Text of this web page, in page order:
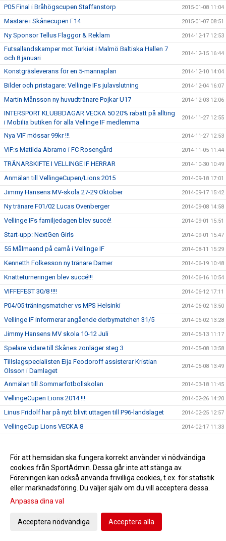
P05 Final i Bråhögscupen Staffanstorp 2015-01-08 11:04
Mästare i Skånecupen F14 2015-01-07 08:51
Ny Sponsor Tellus Flaggor & Reklam 2014-12-17 12:53
Futsallandskamper mot Turkiet i Malmö Baltiska Hallen 7
och 8 januari
2014-12-15 16:44
Konstgräsleverans för en 5-mannaplan 2014-12-10 14:04
Bilder och pristagare: Vellinge IFs julavslutning 2014-12-04 16:07
Martin Månsson ny huvudtränare Pojkar U17 2014-12-03 12:06
INTERSPORT KLUBBDAGAR VECKA 50 20% rabatt på allting
i Mobilia butiken för alla Vellinge IF medlemma
2014-11-27 12:55
Nya VIF mössar 99kr !!! 2014-11-27 12:53
VIF:s Matilda Abramo i FC Rosengård 2014-11-05 11:44
TRÄNARSKIFTE I VELLINGE IF HERRAR 2014-10-30 10:49
Anmälan till VellingeCupen/Lions 2015 2014-09-18 17:01
Jimmy Hansens MV-skola 27-29 Oktober 2014-09-17 15:42
Ny tränare F01/02 Lucas Ovenberger 2014-09-08 14:58
Vellinge IFs familjedagen blev succé! 2014-09-01 15:51
Start-upp: NextGen Girls 2014-09-01 15:47
55 Målmaend på camå i Vellinge IF 2014-08-11 15:29
Kennetth Folkesson ny tränare Damer 2014-06-19 10:48
Knatteturneringen blev succé!!! 2014-06-16 10:54
VIFFEFEST 30/8 !!!! 2014-06-12 17:11
P04/05 träningsmatcher vs MPS Helsinki 2014-06-02 13:50
Vellinge IF informerar angående derbymatchen 31/5 2014-06-02 13:28
Jimmy Hansens MV skola 10-12 Juli 2014-05-13 11:17
Spelare vidare till Skånes zonläger steg 3 2014-05-08 13:58
Tillslagspecialisten Eija Feodoroff assisterar Kristian
Olsson i Damlaget
2014-05-08 13:49
Anmälan till Sommarfotbollskolan 2014-03-18 11:45
VellingeCupen Lions 2014 !!! 2014-02-26 14:20
Linus Fridolf har på nytt blivit uttagen till P96-landslaget 2014-02-25 12:57
VellingeCup Lions VECKA 8 2014-02-17 11:33
MV Skola med Jimmy Hansen 29.-30.Mars 2014-02-03 14:43
Domarkurs Onsdag 5/2 18:00 För VellingeCupen/Lions
2014
F 17 Futsal SM i Göteborg 2014-01-28 13:18
VIFs ledare fortsätter att utbilda sig!
Kurs: Målvaktsspel/Träningslära Bas 1
KALLELSE TILL ÅRSMÖTE 27/2 kl 18:00
För att hemsidan ska fungera korrekt använder vi nödvändiga
cookies från SportAdmin. Dessa går inte att stänga av.
Föreningen kan också använda frivilliga cookies, t.ex. för statistik
eller marknadsföring. Du väljer själv om du vill acceptera dessa.
Anpassa dina val
Acceptera nödvändiga Acceptera alla